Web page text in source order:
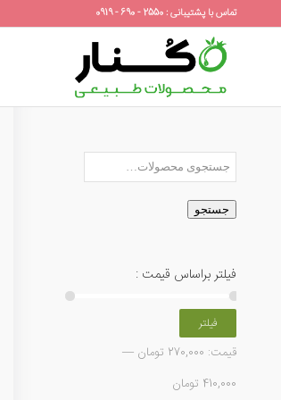
تماس با پشتیبانی : 2550 - 690 - 0919
جستجو
فیلتر براساس قیمت :
فیلتر
قیمت: 270,000 تومان
—
410,000 تومان